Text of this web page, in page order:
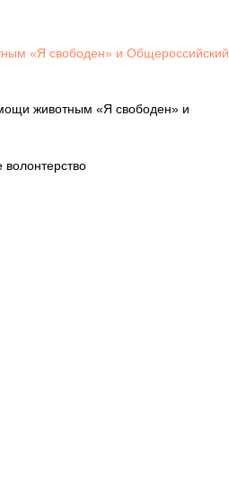
«Я свободен» и Общероссийский
животным «Я свободен» и